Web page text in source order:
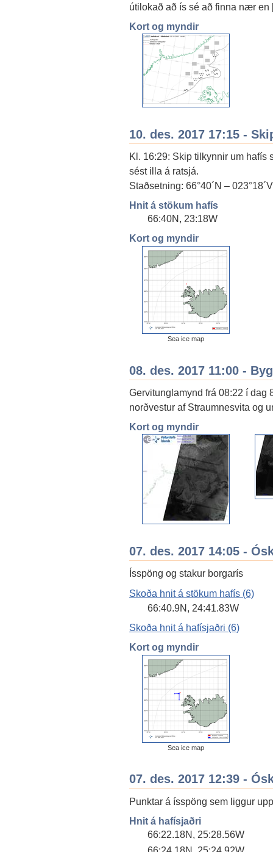
útilokað að ís sé að finna nær en
Kort og myndir
10. des. 2017 17:15 -
Kl. 16:29: Skip tilkynnir um hafís
sést illa á ratsjá.
Staðsetning: 66°40´N – 023°18´V
Hnit á stökum hafís
66:40N, 23:18W
Kort og myndir
Sea ice map
08. des. 2017 11:00 -
Gervitunglamynd frá 08:22 í dag
norðvestur af Straumnesvita og
Kort og myndir
07. des. 2017 14:05 -
Ísspöng og stakur borgarís
Skoða hnit á stökum hafís (6)
66:40.9N, 24:41.83W
Skoða hnit á hafísjaðri (6)
Kort og myndir
Sea ice map
07. des. 2017 12:39 -
Punktar á ísspöng sem liggur
Hnit á hafísjaðri
66:22.18N, 25:28.56W